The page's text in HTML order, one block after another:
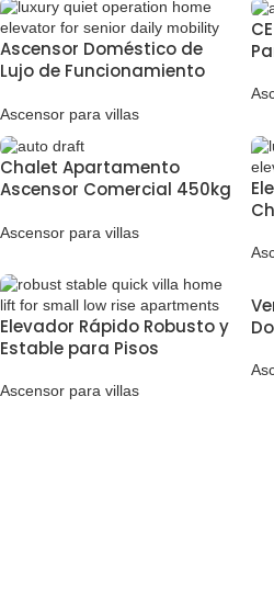
Ascensor Doméstico de
Lujo de Funcionamiento
Movilidad Diaria de las
Personas Mayores
Ascensor para villas
Chalet Apartamento
Ascensor Comercial 450kg
Residencial
Ascensor para villas
Elevador Rápido Robusto y
Estable para Pisos
Ascensor para villas